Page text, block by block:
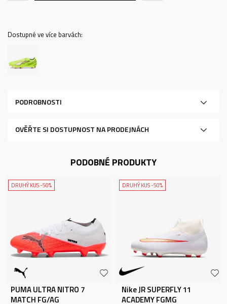
Dostupné ve více barvách:
PODROBNOSTI
OVĚŘTE SI DOSTUPNOST NA PRODEJNÁCH
PODOBNÉ PRODUKTY
DRUHÝ KUS -50%
PUMA ULTRA NITRO 7
MATCH FG/AG
DRUHÝ KUS -50%
Nike JR SUPERFLY 11
ACADEMY FGMG